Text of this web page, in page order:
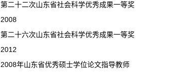
第二十二次山东省社会科学优秀成果一等奖
2008
第二十六次山东省社会科学优秀成果一等奖
2012
2008年山东省优秀硕士学位论文指导教师